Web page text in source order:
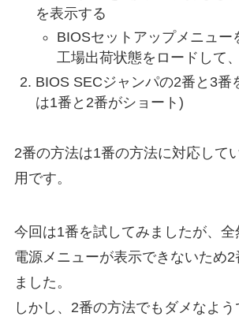
を表示する
BIOSセットアップメニュー
工場出荷状態をロードして、
BIOS SECジャンパの2番と3番
は1番と2番がショート)
2番の方法は1番の方法に対応して
用です。
今回は1番を試してみましたが、
電源メニューが表示できないため2
ました。
しかし、2番の方法でもダメなよ